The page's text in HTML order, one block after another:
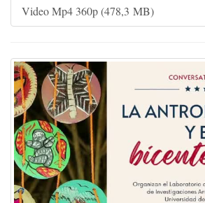
Video Mp4 360p (478,3 MB)